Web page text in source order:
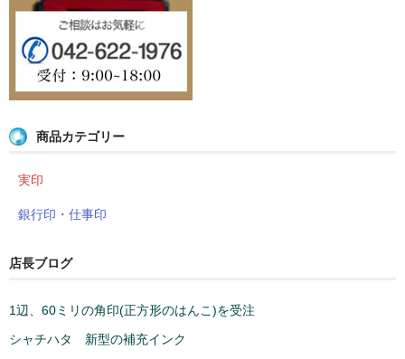
印鑑リフォーム
外国人向けショップ
商品カテゴリー
実印
銀行印・仕事印
店長ブログ
1辺、60ミリの角印(正方形のはんこ)を受注
シャチハタ 新型の補充インク